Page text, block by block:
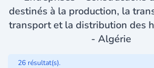
destinés à la production, la
transport et la distribution des
- Algérie
26 résultat(s).